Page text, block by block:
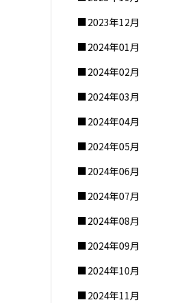
2023年12月
2024年01月
2024年02月
2024年03月
2024年04月
2024年05月
2024年06月
2024年07月
2024年08月
2024年09月
2024年10月
2024年11月